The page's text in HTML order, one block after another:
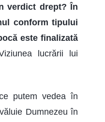
verdict drept? În
conform tipului
este finalizată
lucrării lui
putem vedea în
Dumnezeu în